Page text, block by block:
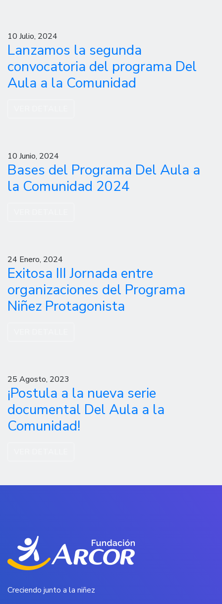
10 Julio, 2024
Lanzamos la segunda
convocatoria del programa Del
Aula a la Comunidad
10 Junio, 2024
Bases del Programa Del Aula a
la Comunidad 2024
24 Enero, 2024
Exitosa III Jornada entre
organizaciones del Programa
Niñez Protagonista
25 Agosto, 2023
¡Postula a la nueva serie
documental Del Aula a la
Comunidad!
Creciendo junto a la niñez